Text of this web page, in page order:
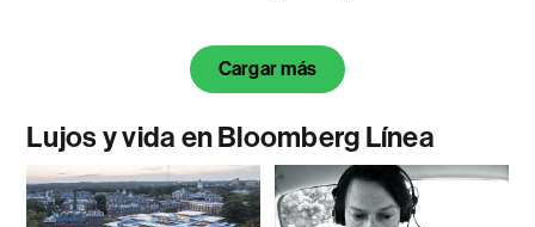
Cargar más
Lujos y vida en Bloomberg Línea